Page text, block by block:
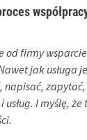
od firmy
jak usługa
napisać,
usług. I myślę,